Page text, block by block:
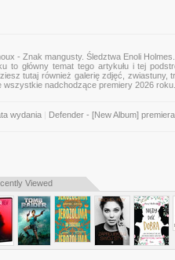
- Znak mangusty. Śledztwa Enoli
to główny temat tego artykułu i tej
tutaj również galerię zdjęć, zwiastuny,
nadchodzące premiery 2026 roku.
wydania Defender - [New Album] premiera
Viewed